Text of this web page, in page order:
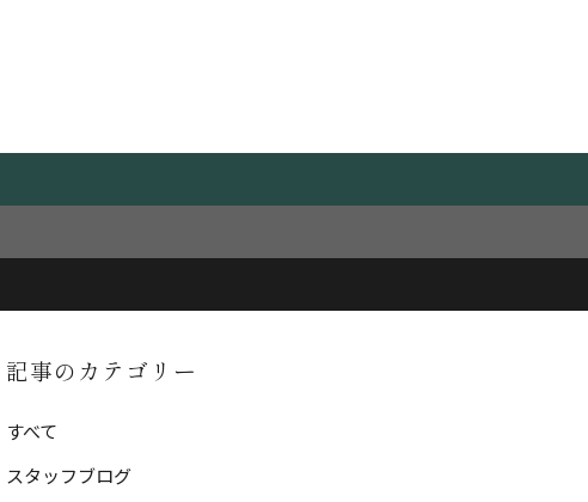
記事のカテゴリー
すべて
スタッフブログ